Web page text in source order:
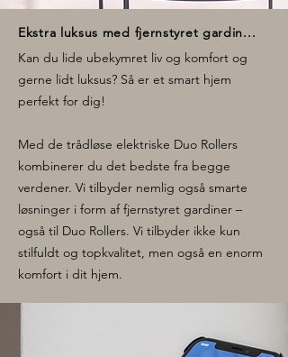
Ekstra luksus med fjernstyret gardin...
Kan du lide ubekymret liv og komfort og
gerne lidt luksus? Så er et smart hjem
perfekt for dig!
Med de trådløse elektriske Duo Rollers
kombinerer du det bedste fra begge
verdener. Vi tilbyder nemlig også smarte
løsninger i form af fjernstyret gardiner –
også til Duo Rollers. Vi tilbyder ikke kun
stilfuldt og topkvalitet, men også en enorm
komfort i dit hjem.